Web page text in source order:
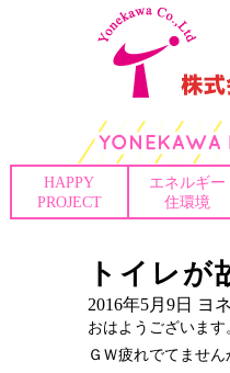
HAPPY
PROJECT
エネルギー
住環境
トイレ
2016年5月9日 ヨ
おはようございま
ＧＷ疲れでてません